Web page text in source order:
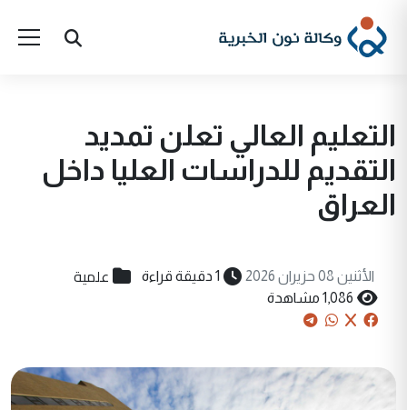
التعليم العالي تعلن تمديد
التقديم للدراسات العليا داخل
العراق
الأثنين 08 حزيران 2026 1 دقيقة قراءة علمية
1,086 مشاهدة